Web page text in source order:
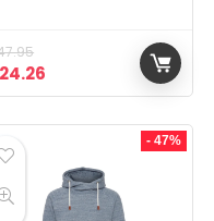
prijs
24.26 Huidige prijs is:
- 47%